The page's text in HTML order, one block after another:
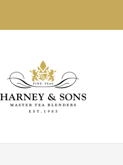
Sons
Fine